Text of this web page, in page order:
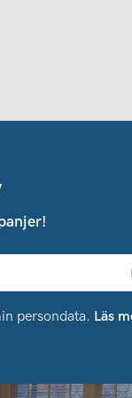
persondata. Läs